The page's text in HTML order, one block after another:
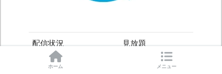
配信状況 見放題
無料期間
ホーム メニュー